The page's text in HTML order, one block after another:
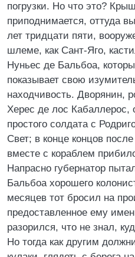
погрузки. Но что это?
приподнимается, оттуда
лет тридцати пяти,
шлеме, как Сант-Яго,
Нуньес де Бальбоа,
показывает свою
находчивость. Дворянин,
Херес де лос Кабаллерос,
простого солдата с
Свет; в конце концов
вместе с кораблем
Напрасно губернатор
Бальбоа хорошего
месяцев тот бросил на
предоставленное ему
разорился, что не знал,
Но тогда как другим